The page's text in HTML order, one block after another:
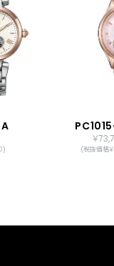
￥
(税抜価格